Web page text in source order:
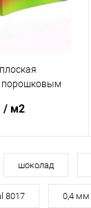
порошковым
/ м2
Сравнение
шоколад
8017 0,4 мм